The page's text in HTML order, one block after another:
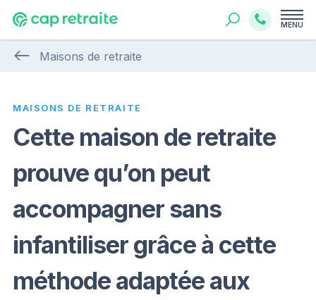
MENU
Maisons de retraite
MAISONS DE RETRAITE
Cette maison de retraite
prouve qu’on peut
accompagner sans
infantiliser grâce à cette
méthode adaptée aux